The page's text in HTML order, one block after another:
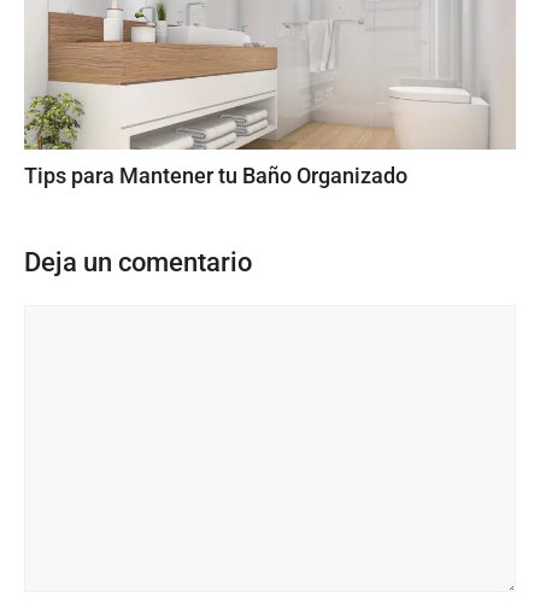
Tips para Mantener tu Baño Organizado
Deja un comentario